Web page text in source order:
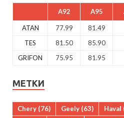
A92 A95
ATAN 77.99 81.49
TES
81.50 85.90
GRIFON
75.95 81.95
МЕТКИ
Chery (76) Geely (63) Haval